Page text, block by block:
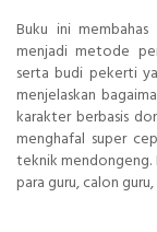
Buku ini
menjadi metode
serta budi pekerti
menjelaskan
karakter berbasis
menghafal super
teknik mendongeng.
para guru, calon